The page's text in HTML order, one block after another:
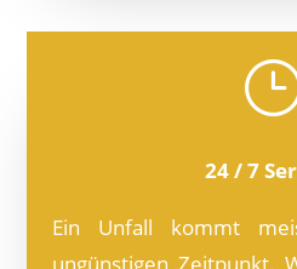
24 / 7
Ein Unfall kommt
ungünstigen Zeitpunkt.